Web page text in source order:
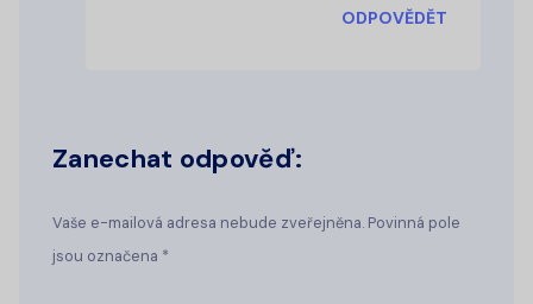
ODPOVĚDĚT
Zanechat odpověď:
Vaše e-mailová adresa nebude zveřejněna. Povinná pole
jsou označena *